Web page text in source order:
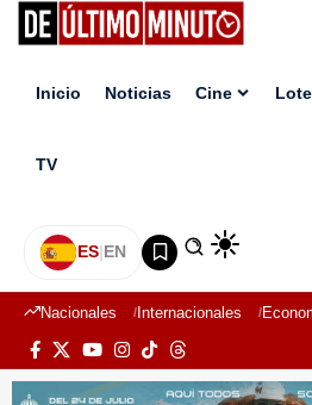
Inicio Noticias Cine
TV
ES|EN
Nacionales Internacionales